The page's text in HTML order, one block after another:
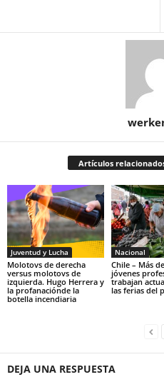
Artículos
Juventud y Lucha
Molotovs de derecha
versus molotovs de
izquierda. Hugo Herrera y
la profanaciónde la
botella incendiaria
Nacional
Chile – Más
jóvenes
trabajan
las ferias del
DEJA UNA RESPUESTA